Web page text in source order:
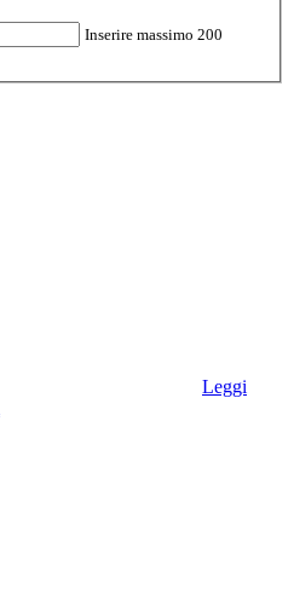
Inserire massimo 200
Leggi